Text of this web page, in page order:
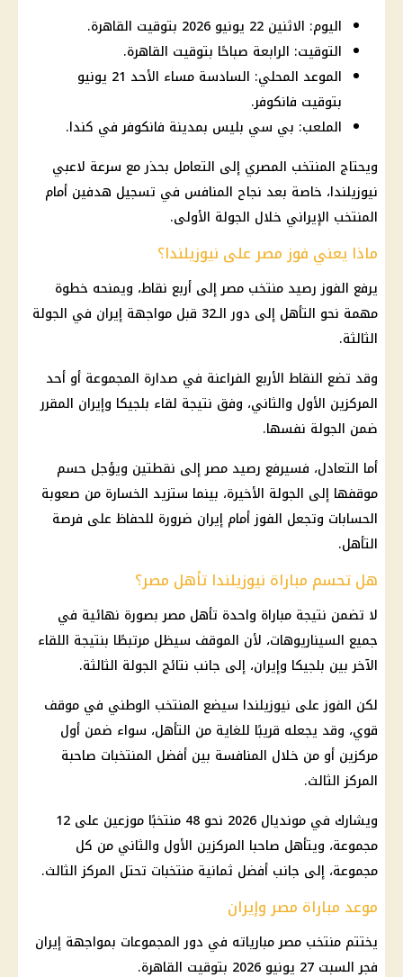
اليوم: الاثنين 22 يونيو 2026 بتوقيت القاهرة.
التوقيت: الرابعة صباحًا بتوقيت القاهرة.
الموعد المحلي: السادسة مساء الأحد 21 يونيو
بتوقيت فانكوفر.
الملعب: بي سي بليس بمدينة فانكوفر في كندا.
ويحتاج المنتخب المصري إلى التعامل بحذر مع سرعة لاعبي
نيوزيلندا، خاصة بعد نجاح المنافس في تسجيل هدفين أمام
المنتخب الإيراني خلال الجولة الأولى.
ماذا يعني فوز مصر على نيوزيلندا؟
يرفع الفوز رصيد منتخب مصرإلى أربع نقاط، ويمنحه خطوة
مهمة نحو التأهل إلى دور الـ32 قبل مواجهة إيران في الجولة
الثالثة.
وقد تضع النقاط الأربع الفراعنة في صدارة المجموعة أو أحد
المركزين الأول والثاني، وفق نتيجة لقاء بلجيكا وإيران المقرر
ضمن الجولة نفسها.
أما التعادل، فسيرفع رصيد مصر إلى نقطتين ويؤجل حسم
موقفها إلى الجولة الأخيرة، بينما ستزيد الخسارة من صعوبة
الحسابات وتجعل الفوز أمام إيران ضرورة للحفاظ على فرصة
التأهل.
هل تحسم مباراة نيوزيلندا تأهل مصر؟
لا تضمن نتيجة مباراة واحدة تأهل مصر بصورة نهائية في
جميع السيناريوهات، لأن الموقف سيظل مرتبطًا بنتيجة اللقاء
الآخر بين بلجيكا وإيران، إلى جانب نتائج الجولة الثالثة.
لكن الفوز على نيوزيلندا سيضع المنتخب الوطني في موقف
قوي، وقد يجعله قريبًا للغاية من التأهل، سواء ضمن أول
مركزين أو من خلال المنافسة بين أفضل المنتخبات صاحبة
المركز الثالث.
ويشارك في مونديال 2026
نحو 48 منتخبًا موزعين على 12
مجموعة، ويتأهل صاحبا المركزين الأول والثاني من كل
مجموعة، إلى جانب أفضل ثمانية منتخبات تحتل المركز الثالث.
موعد مباراة مصر وإيران
يختتم منتخب مصرمبارياته في دور المجموعات بمواجهة إيران
فجر السبت 27 يونيو 2026 بتوقيت القاهرة.